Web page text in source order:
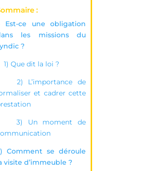
:
Est-ce une obligation
les missions du
?
1) Que dit la loi ?
2) L’importance de
et cadrer cette
3) Un moment de
Comment se déroule
visite d’immeuble ?